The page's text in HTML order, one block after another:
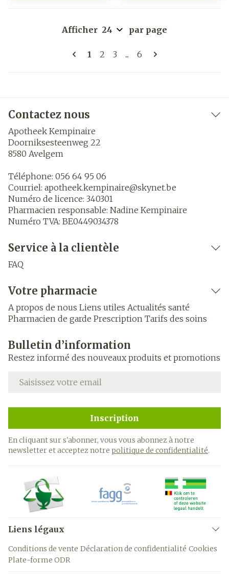
Pages
Vous lisez actuellement la page
1 Page
2 Page
3 ... Page
6
Afficher par page
Contactez nous
Apotheek Kempinaire
Doorniksesteenweg 22
8580 Avelgem
Téléphone: 056 64 95 06
Courriel: apotheek.kempinaire@skynet.be
Numéro de licence: 340301
Pharmacien responsable: Nadine Kempinaire
Numéro TVA: BE0449034378
Service à la clientèle
FAQ
Votre pharmacie
A propos de nous Liens utiles Actualités santé
Pharmacien de garde Prescription Tarifs des soins
Bulletin d’information
Restez informé des nouveaux produits et promotions
Adresse mail
Inscription
En cliquant sur s'abonner, vous vous abonnez à notre
newsletter et acceptez notre politique de confidentialité.
Liens légaux
Conditions de vente Déclaration de confidentialité Cookies
Plate-forme ODR